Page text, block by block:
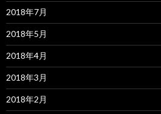
2018年7月
2018年5月
2018年4月
2018年3月
2018年2月